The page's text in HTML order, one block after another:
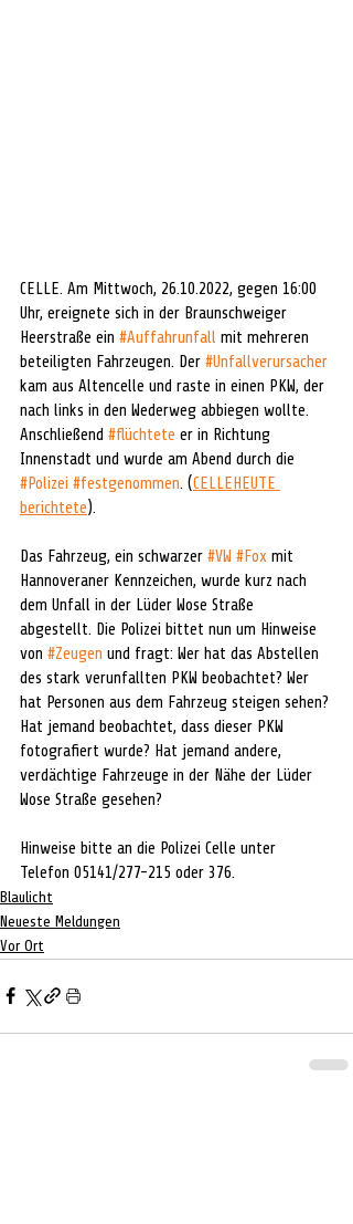
CELLE. Am Mittwoch, 26.10.2022, gegen 16:00
Uhr, ereignete sich in der Braunschweiger
Heerstraße ein #Auffahrunfall mit mehreren
beteiligten Fahrzeugen. Der #Unfallverursacher
kam aus Altencelle und raste in einen PKW, der
nach links in den Wederweg abbiegen wollte.
Anschließend #flüchtete er in Richtung
Innenstadt und wurde am Abend durch die
#Polizei #festgenommen. (CELLEHEUTE
berichtete).
Das Fahrzeug, ein schwarzer #VW #Fox mit
Hannoveraner Kennzeichen, wurde kurz nach
dem Unfall in der Lüder Wose Straße
abgestellt. Die Polizei bittet nun um Hinweise
von #Zeugen und fragt: Wer hat das Abstellen
des stark verunfallten PKW beobachtet? Wer
hat Personen aus dem Fahrzeug steigen sehen?
Hat jemand beobachtet, dass dieser PKW
fotografiert wurde? Hat jemand andere,
verdächtige Fahrzeuge in der Nähe der Lüder
Wose Straße gesehen?
Hinweise bitte an die Polizei Celle unter
Telefon 05141/277-215 oder 376.
Blaulicht
Neueste Meldungen
Vor Ort